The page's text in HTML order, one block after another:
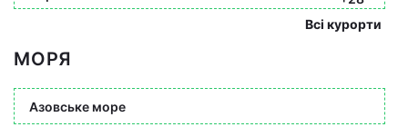
Всі курорти
МОРЯ
Азовське море